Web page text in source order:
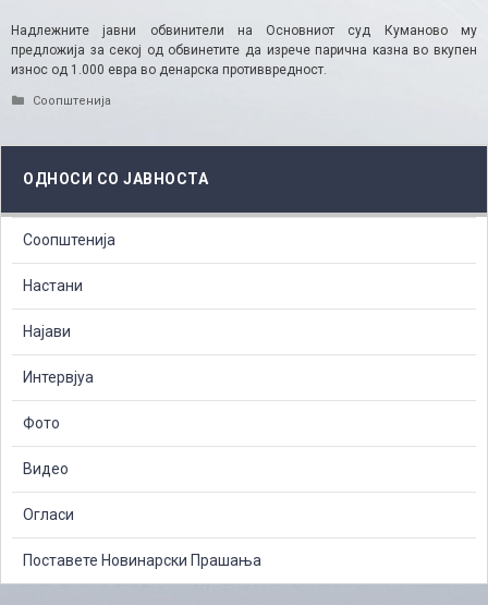
Надлежните јавни обвинители на Основниот суд Куманово му
предложија за секој од обвинетите да изрече парична казна во вкупен
износ од 1.000 евра во денарска противвредност.
Categories
Соопштенија
ОДНОСИ СО ЈАВНОСТА
Соопштенија
Настани
Најави
Интервјуа
Фото
Видео
Огласи
Поставете Новинарски Прашања